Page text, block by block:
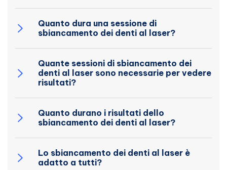
Quanto dura una sessione di
sbiancamento dei denti al laser?
Quante sessioni di sbiancamento dei
denti al laser sono necessarie per vedere
risultati?
Quanto durano i risultati dello
sbiancamento dei denti al laser?
Lo sbiancamento dei denti al laser è
adatto a tutti?